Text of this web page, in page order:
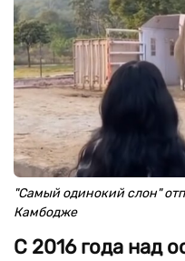
"Самый одинокий слон"
Камбодже
С 2016 года над